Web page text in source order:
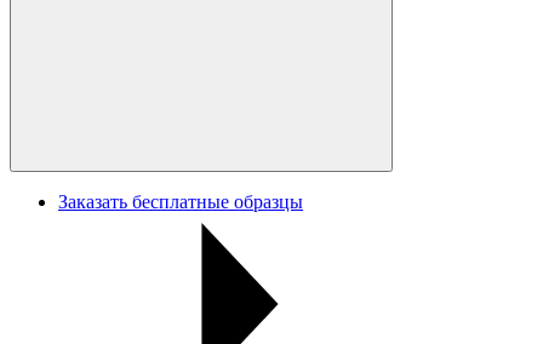
Заказать бесплатные образцы